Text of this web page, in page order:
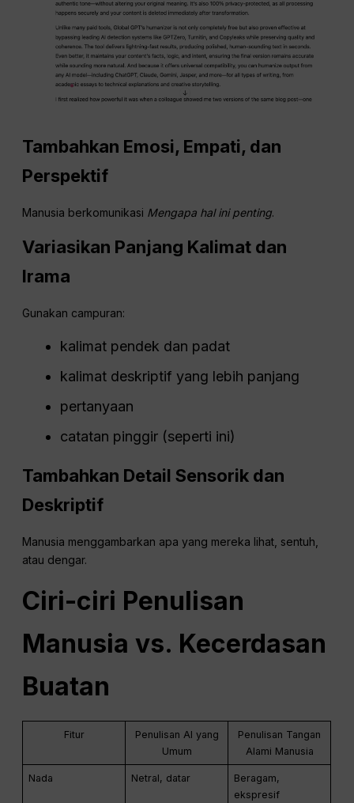
Tambahkan Emosi, Empati, dan
Perspektif
Manusia berkomunikasi Mengapa hal ini penting.
Variasikan Panjang Kalimat dan
Irama
Gunakan campuran:
kalimat pendek dan padat
kalimat deskriptif yang lebih panjang
pertanyaan
catatan pinggir (seperti ini)
Tambahkan Detail Sensorik dan
Deskriptif
Manusia menggambarkan apa yang mereka lihat, sentuh,
atau dengar.
Ciri-ciri Penulisan
Manusia vs. Kecerdasan
Buatan
Fitur
Penulisan AI yang
Umum
Penulisan Tangan
Alami Manusia
Nada Netral, datar
Beragam,
ekspresif